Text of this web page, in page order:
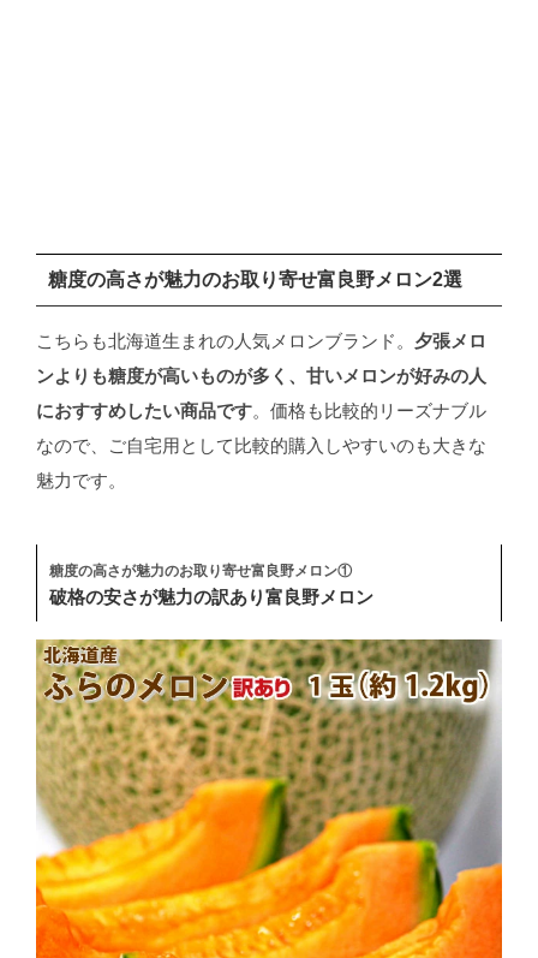
糖度の高さが魅力のお取り寄せ富良野メロン2選
こちらも北海道生まれの人気メロンブランド。 夕張メロ
ンよりも糖度が高いものが多く、甘いメロンが好みの人
におすすめしたい商品です。価格も比較的リーズナブル
なので、ご自宅用として比較的購入しやすいのも大きな
魅力です。
糖度の高さが魅力のお取り寄せ富良野メロン①
破格の安さが魅力の訳あり富良野メロン